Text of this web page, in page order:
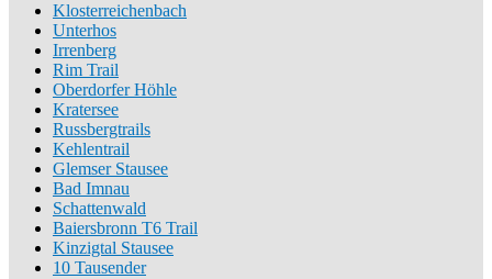
Klosterreichenbach
Unterhos
Irrenberg
Rim Trail
Oberdorfer Höhle
Kratersee
Russbergtrails
Kehlentrail
Glemser Stausee
Bad Imnau
Schattenwald
Baiersbronn T6 Trail
Kinzigtal Stausee
10 Tausender